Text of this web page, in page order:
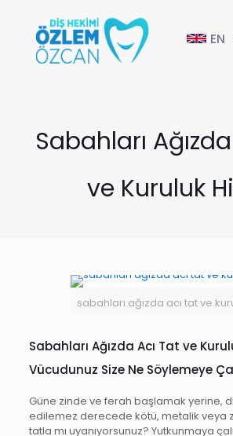
EN
Sabahları
ve Kuruluk
sabahları ağızda acı tat ve
Sabahları Ağızda Acı Tat ve
Vücudunuz Size Ne Söylemeye
Güne zinde ve ferah başlamak yerine,
edilemez derecede kötü, metalik veya
tatla mı uyanıyorsunuz? Yutkunmaya